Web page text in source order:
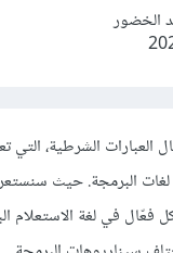
الخضور
العبارات الشرطية، التي
البرمجة. حيث